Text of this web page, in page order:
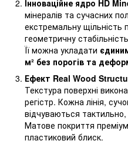
Інноваційне ядро HD
мінералів та сучасних
екстремальну щільність
геометричну
Її можна укладати
м² без порогів та
Ефект Real Wood
Текстура поверхні
регістр. Кожна лінія,
відчуваються
Матове покриття
пластиковий блиск.